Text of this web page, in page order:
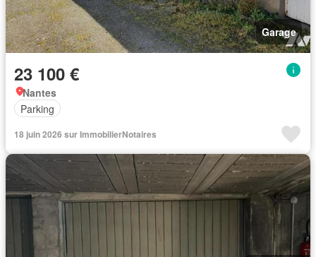
Garage
23 100 €
Nantes
Parking
18 juin 2026 sur ImmobilierNotaires